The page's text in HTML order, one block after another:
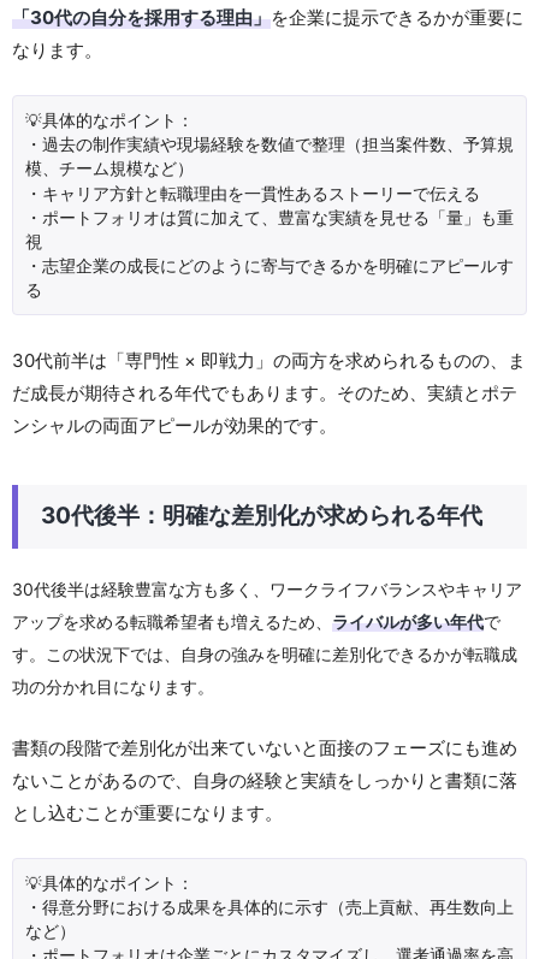
「30代の自分を採用する理由」を企業に提示できるかが重要に
なります。
💡具体的なポイント：
・過去の制作実績や現場経験を数値で整理（担当案件数、予算規
模、チーム規模など）
・キャリア方針と転職理由を一貫性あるストーリーで伝える
・ポートフォリオは質に加えて、豊富な実績を見せる「量」も重
視
・志望企業の成長にどのように寄与できるかを明確にアピールす
る
30代前半は「専門性 × 即戦力」の両方を求められるものの、ま
だ成長が期待される年代でもあります。そのため、実績とポテ
ンシャルの両面アピールが効果的です。
30代後半：明確な差別化が求められる年代
30代後半は経験豊富な方も多く、ワークライフバランスやキャリア
アップを求める転職希望者も増えるため、 ライバルが多い年代で
す。この状況下では、自身の強みを明確に差別化できるかが転職成
功の分かれ目になります。
書類の段階で差別化が出来ていないと面接のフェーズにも進め
ないことがあるので、自身の経験と実績をしっかりと書類に落
とし込むことが重要になります。
💡具体的なポイント：
・得意分野における成果を具体的に示す（売上貢献、再生数向上
など）
・ポートフォリオは企業ごとにカスタマイズし、選考通過率を高